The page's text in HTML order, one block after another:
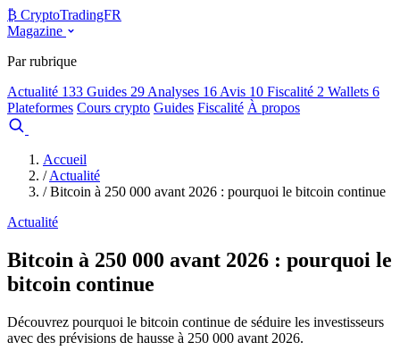
₿ CryptoTradingFR
Magazine
Par rubrique
Actualité 133 Guides 29 Analyses 16 Avis 10 Fiscalité 2 Wallets 6
Plateformes Cours crypto Guides Fiscalité À propos
Accueil
/ Actualité
/ Bitcoin à 250 000 avant 2026 : pourquoi le bitcoin continue
Actualité
Bitcoin à 250 000 avant 2026 : pourquoi le
bitcoin continue
Découvrez pourquoi le bitcoin continue de séduire les investisseurs
avec des prévisions de hausse à 250 000 avant 2026.